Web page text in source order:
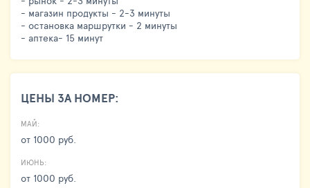
- магазин продукты - 2-3 минуты
- остановка маршрутки - 2 минуты
- аптека- 15 минут
ЦЕНЫ ЗА НОМЕР:
МАЙ:
от 1000 руб.
ИЮНЬ:
от 1000 руб.